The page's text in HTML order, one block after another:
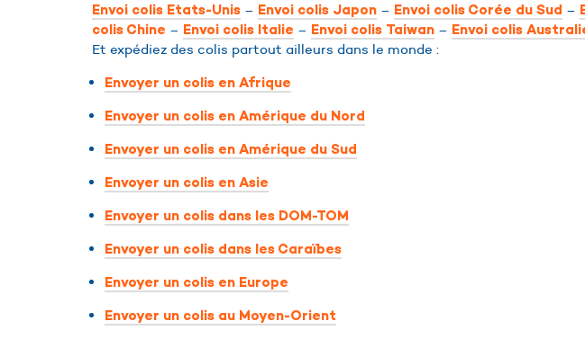
Envoi colis Etats-Unis – Envoi colis Japon – Envoi colis Corée du Sud –
colis Chine – Envoi colis Italie – Envoi colis Taiwan – Envoi colis
Et expédiez des colis partout ailleurs dans le monde :
Envoyer un colis en Afrique
Envoyer un colis en Amérique du Nord
Envoyer un colis en Amérique du Sud
Envoyer un colis en Asie
Envoyer un colis dans les DOM-TOM
Envoyer un colis dans les Caraïbes
Envoyer un colis en Europe
Envoyer un colis au Moyen-Orient